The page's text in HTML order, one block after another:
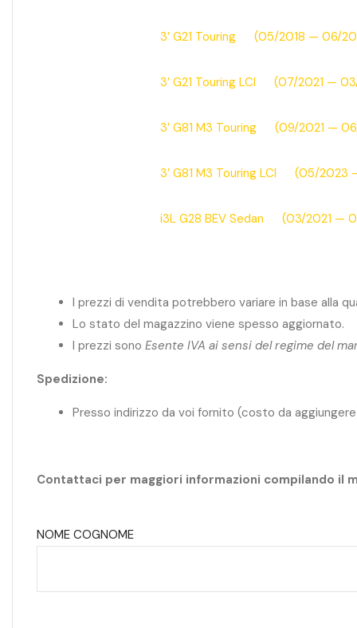
3′ G21 Touring (05/2018 — 06/
3′ G21 Touring LCI (07/2021 —
3′ G81 M3 Touring (09/2021 —
3′ G81 M3 Touring LCI (05/2023
i3L G28 BEV Sedan (03/2021 —
I prezzi di vendita potrebbero variare in base alla
Lo stato del magazzino viene spesso aggiornato.
I prezzi sono Esente IVA ai sensi del regime del
Spedizione:
Presso indirizzo da voi fornito (costo da
Contattaci per maggiori informazioni compilando il
NOME COGNOME